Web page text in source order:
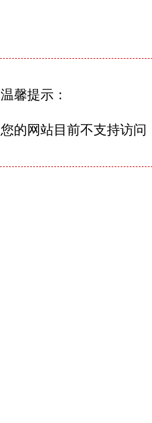
温馨提示：
您的网站目前不支持访